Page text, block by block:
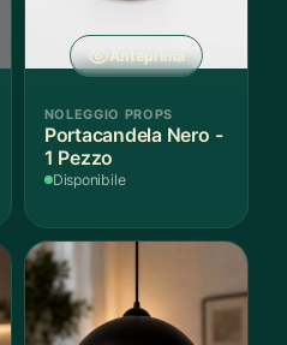
Anteprima
NOLEGGIO PROPS
Portacandela Nero -
1 Pezzo
Disponibile